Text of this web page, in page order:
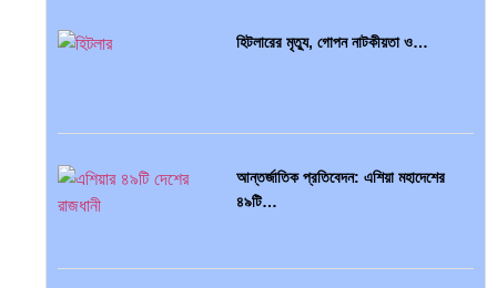
হিটলারের মৃত্যু, গোপন নাটকীয়তা ও…
আন্তর্জাতিক প্রতিবেদন: এশিয়া মহাদেশের
৪৯টি…